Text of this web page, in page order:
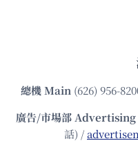
總機Main (626) 956-
廣告/市場部
話) /